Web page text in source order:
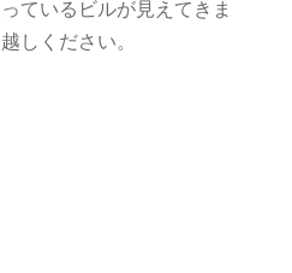
ているビルが見えてきま
しください。